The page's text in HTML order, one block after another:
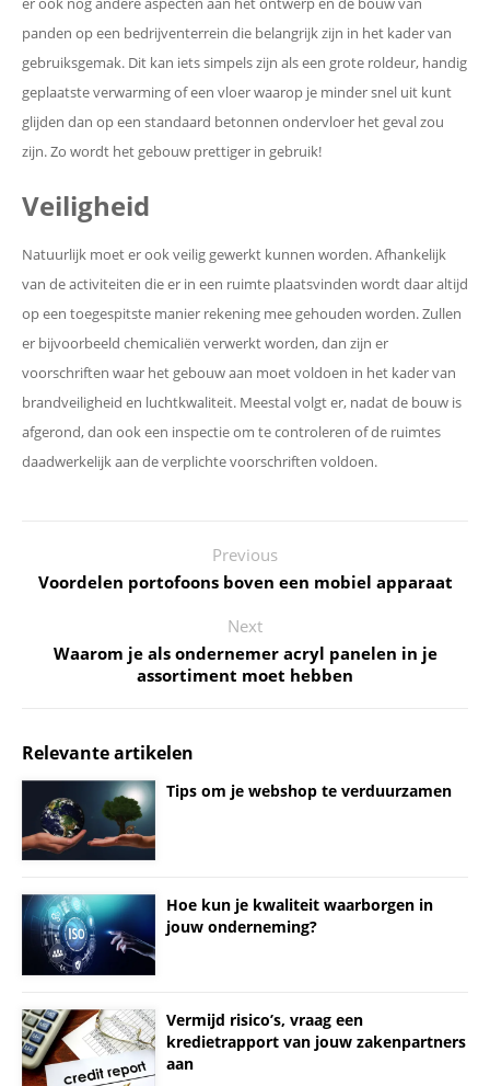
panden op een bedrijventerrein die belangrijk zijn in het kader van
gebruiksgemak. Dit kan iets simpels zijn als een grote roldeur, handig
geplaatste verwarming of een vloer waarop je minder snel uit kunt
glijden dan op een standaard betonnen ondervloer het geval zou
zijn. Zo wordt het gebouw prettiger in gebruik!
Veiligheid
Natuurlijk moet er ook veilig gewerkt kunnen worden. Afhankelijk
van de activiteiten die er in een ruimte plaatsvinden wordt daar altijd
op een toegespitste manier rekening mee gehouden worden. Zullen
er bijvoorbeeld chemicaliën verwerkt worden, dan zijn er
voorschriften waar het gebouw aan moet voldoen in het kader van
brandveiligheid en luchtkwaliteit. Meestal volgt er, nadat de bouw is
afgerond, dan ook een inspectie om te controleren of de ruimtes
daadwerkelijk aan de verplichte voorschriften voldoen.
Previous
Voordelen portofoons boven een mobiel apparaat
Next
Waarom je als ondernemer acryl panelen in je
assortiment moet hebben
Relevante artikelen
Tips om je webshop te verduurzamen
Hoe kun je kwaliteit waarborgen in
jouw onderneming?
Vermijd risico’s, vraag een
kredietrapport van jouw zakenpartners
aan